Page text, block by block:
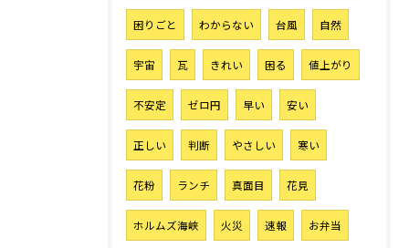
困りごと わからない 台風 自然
宇宙 瓦 きれい 困る 値上がり
不安定 ゼロ円 早い 安い
正しい 判断 やさしい 寒い
花粉 ランチ 真面目 花見
ホルムズ海峡 火災 速報 お弁当